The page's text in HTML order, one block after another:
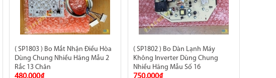
( SP1803 ) Bo Mắt Nhận Điều Hòa
Dùng Chung Nhiều Hãng Mẫu 2
Rắc 13 Chân
( SP1802 ) Bo Dàn Lạnh Máy
Không Inverter Dùng Chung
Nhiều Hãng Mẫu Số 16